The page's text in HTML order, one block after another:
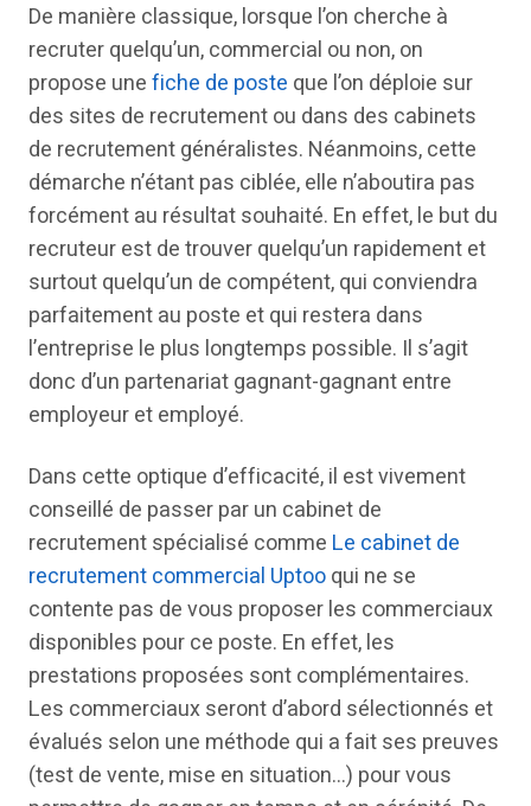
De manière classique, lorsque l’on cherche à
recruter quelqu’un, commercial ou non, on
propose unefiche de poste que l’on déploie sur
des sites de recrutement ou dans des cabinets
de recrutement généralistes. Néanmoins, cette
démarche n’étant pas ciblée, elle n’aboutira pas
forcément au résultat souhaité. En effet, le but du
recruteur est de trouver quelqu’un rapidement et
surtout quelqu’un de compétent, qui conviendra
parfaitement au poste et qui restera dans
l’entreprise le plus longtemps possible. Il s’agit
donc d’un partenariat gagnant-gagnant entre
employeur et employé.
Dans cette optique d’efficacité, il est vivement
conseillé de passer par un cabinet de
recrutement spécialisé comme Le cabinet de
recrutement commercial Uptooqui ne se
contente pas de vous proposer les commerciaux
disponibles pour ce poste. En effet, les
prestations proposées sont complémentaires.
Les commerciaux seront d’abord sélectionnés et
évalués selon une méthode qui a fait ses preuves
(test de vente, mise en situation…) pour vous